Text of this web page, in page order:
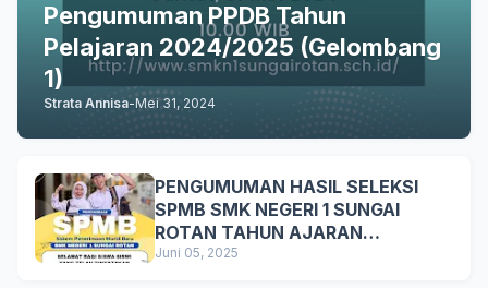
Pengumuman PPDB Tahun
Pelajaran 2024/2025 (Gelombang
1)
Strata Annisa-Mei 31, 2024
PENGUMUMAN HASIL SELEKSI
SPMB SMK NEGERI 1 SUNGAI
ROTAN TAHUN AJARAN
2025/2026
Juni 05, 2025